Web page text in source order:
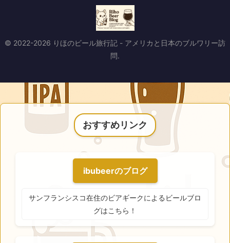
© 2022-2026 りほのビール旅行記 - アメリカと日本のブルワリー訪
問.
おすすめリンク
ibubeerのブログ
サンフランシスコ在住のビアギークによるビールブロ
グはこちら！